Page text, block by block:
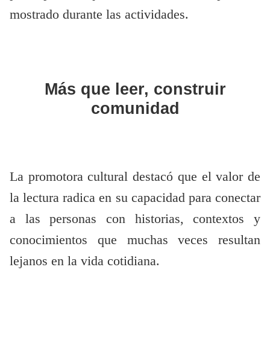
mostrado durante las actividades.
Más que leer, construir
comunidad
La promotora cultural destacó que el valor de
la lectura radica en su capacidad para conectar
a las personas con historias, contextos y
conocimientos que muchas veces resultan
lejanos en la vida cotidiana.